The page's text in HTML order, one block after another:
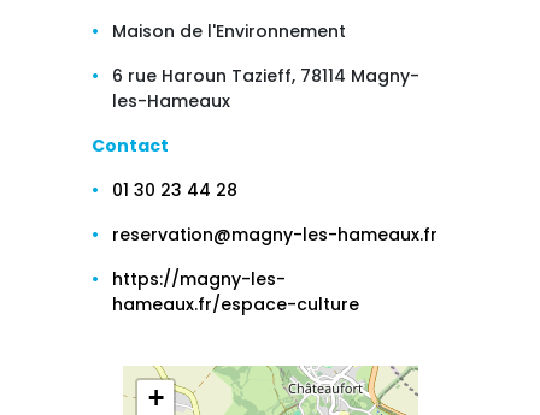
Maison de l'Environnement
6 rue Haroun Tazieff, 78114 Magny-
les-Hameaux
Contact
01 30 23 44 28
reservation@magny-les-hameaux.fr
https://magny-les-
hameaux.fr/espace-culture
+